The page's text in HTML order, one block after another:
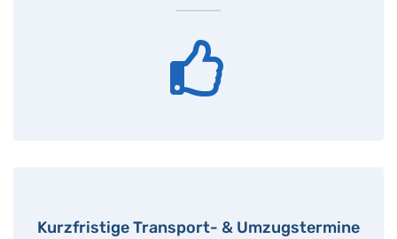
Kurzfristige Transport- & Umzugstermine